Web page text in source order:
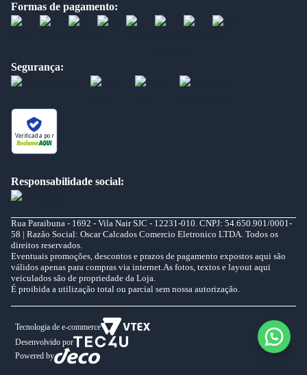
Formas de pagamento:
Segurança:
Verificada por
Responsabilidade social:
Rua Paraibuna - 1692 - Vila Nair SJC - 12231-010. CNPJ: 54.650.901/0001-
58 | Razão Social: Oscar Calcados Comercio Eletronico LTDA. Todos os
direitos reservados.
Eventuais promoções, descontos e prazos de pagamento expostos aqui são
válidos apenas para compras via internet.As fotos, textos e layout aqui
veiculados são de propriedade da Loja.
É proibida a utilização total ou parcial sem nossa autorização.
Tecnologia de e-commerce
Desenvolvido por
Powered by